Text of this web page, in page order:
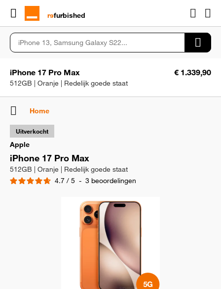
rɘfurbished
iPhone 17 Pro Max
512GB | Oranje | Redelijk goede staat
€ 1.339,90
Home
Apple
iPhone 17 Pro Max
512GB | Oranje | Redelijk goede staat
4.7 / 5 - 3 beoordelingen
Uitverkocht